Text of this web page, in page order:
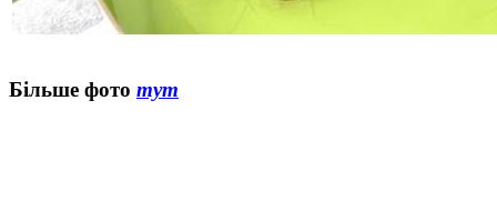
Більше фото тут